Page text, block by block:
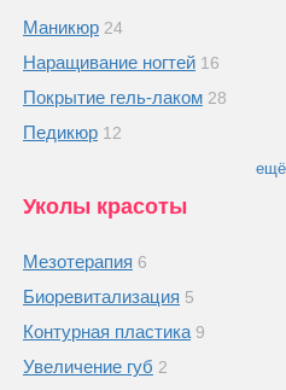
Маникюр 24
Наращивание ногтей 16
Покрытие гель-лаком 28
Педикюр 12
ещё
Уколы красоты
Мезотерапия 6
Биоревитализация 5
Контурная пластика 9
Увеличение губ 2